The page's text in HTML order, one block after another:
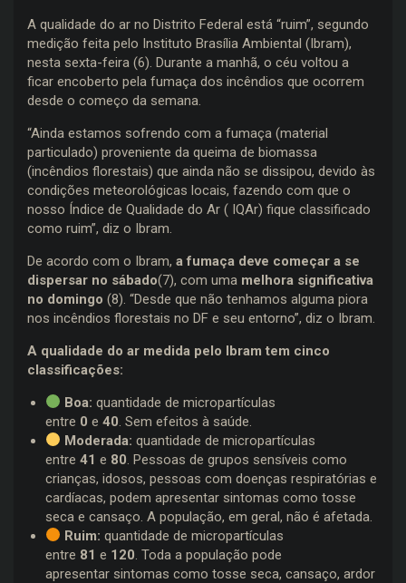
A qualidade do ar no Distrito Federal está “ruim”, segundo
medição feita pelo Instituto Brasília Ambiental (Ibram),
nesta sexta-feira (6). Durante a manhã, o céu voltou a
ficar encoberto pela fumaça dos incêndios que ocorrem
desde o começo da semana.
“Ainda estamos sofrendo com a fumaça (material
particulado) proveniente da queima de biomassa
(incêndios florestais) que ainda não se dissipou, devido às
condições meteorológicas locais, fazendo com que o
nosso Índice de Qualidade do Ar ( IQAr) fique classificado
como ruim”, diz o Ibram.
De acordo com o Ibram, a fumaça deve começar a se
dispersar no sábado(7), com uma melhora significativa
no domingo (8). “Desde que não tenhamos alguma piora
nos incêndios florestais no DF e seu entorno”, diz o Ibram.
A qualidade do ar medida pelo Ibram tem cinco
classificações:
Boa:quantidade de micropartículas
entre 0 e 40. Sem efeitos à saúde.
Moderada: quantidade de micropartículas
entre 41 e 80. Pessoas de grupos sensíveis como
crianças, idosos, pessoas com doenças respiratórias e
cardíacas, podem apresentar sintomas como tosse
seca e cansaço. A população, em geral, não é afetada.
Ruim: quantidade de micropartículas
entre 81 e 120. Toda a população pode
apresentar sintomas como tosse seca, cansaço, ardor